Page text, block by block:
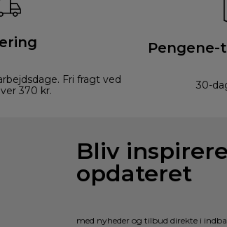
Fri fragt ved
370 kr.
30-
Bliv
opdateret
med nyheder og tilbud direkte i